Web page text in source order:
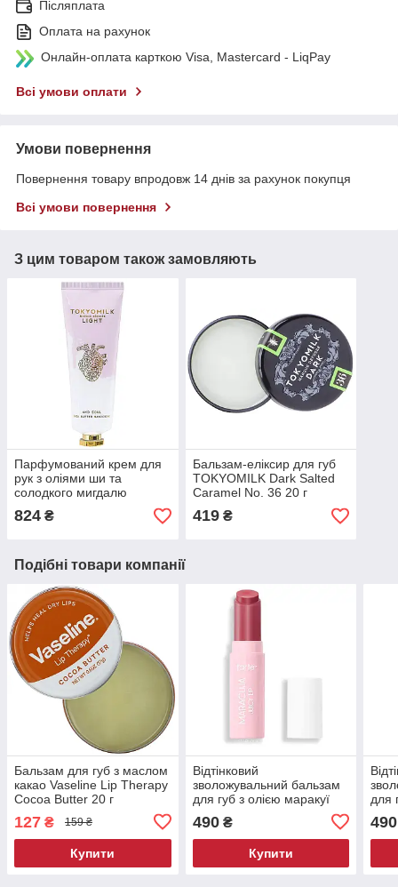
Післяплата
Оплата на рахунок
Онлайн-оплата карткою Visa, Mastercard - LiqPay
Всі умови оплати
Умови повернення
Повернення товару впродовж 14 днів за рахунок покупця
Всі умови повернення
З цим товаром також замовляють
Парфумований крем для
рук з оліями ши та
солодкого мигдалю
TOKYOMILK Light And
Soul Handcreme 76.5 г
824 ₴
Бальзам-еліксир для губ
TOKYOMILK Dark Salted
Caramel No. 36 20 г
419₴
Подібні товари компанії
Бальзам для губ з маслом
какао Vaseline Lip Therapy
Cocoa Butter 20 г
127 ₴ 159 ₴
Купити
Відтінковий
зволожувальний бальзам
для губ з олією маракуї
Balm Gloss Mini Raspberry
0.7 г
490₴
Купити
для
г
490